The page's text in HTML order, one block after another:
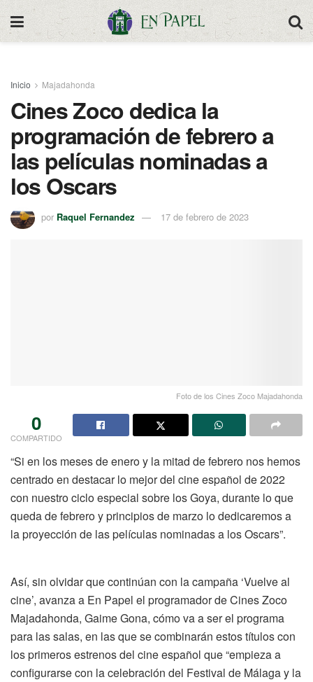
Inicio Majadahonda
Cines Zoco dedica la
programación de febrero a
las películas nominadas a
los Oscars
por Raquel Fernandez 17 de febrero de 2023
Foto de los Cines Zoco Majadahonda
0
COMPARTIDO
“Si en los meses de enero y la mitad de febrero nos hemos
centrado en destacar lo mejor del cine español de 2022
con nuestro ciclo especial sobre los Goya, durante lo que
queda de febrero y principios de marzo lo dedicaremos a
la proyección de las películas nominadas a los Oscars”.
Así, sin olvidar que continúan con la campaña ‘Vuelve al
cine’, avanza a En Papel el programador de Cines Zoco
Majadahonda, Gaime Gona, cómo va a ser el programa
para las salas, en las que se combinarán estos títulos con
los primeros estrenos del cine español que “empieza a
configurarse con la celebración del Festival de Málaga y la